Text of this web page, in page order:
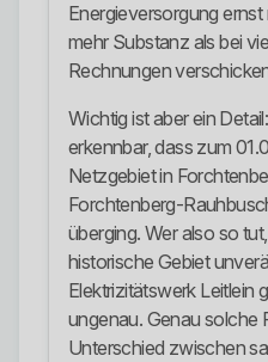
Energieversorgung
mehr Substanz als bei
Rechnungen
Wichtig ist aber ein
erkennbar, dass zum
Netzgebiet in
Forchtenberg-
überging. Wer also so
historische Gebiet
Elektrizitätswerk Leitlein
ungenau. Genau solche
Unterschied zwischen